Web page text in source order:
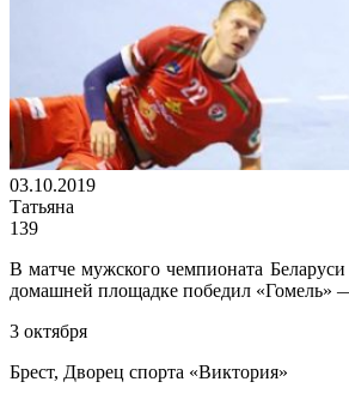
03.10.2019
Татьяна
139
В матче мужского чемпионата
домашней площадке победил «Гомель»
3 октября
Брест, Дворец спорта «Виктория»